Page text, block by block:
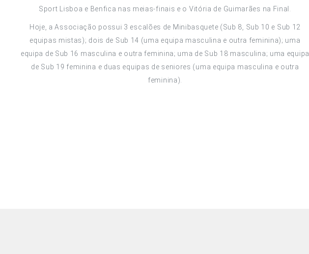
Sport Lisboa e Benfica nas meias-finais e o Vitória de Guimarães na Final.
Hoje, a Associação possui 3 escalões de Minibasquete (Sub 8, Sub 10 e Sub 12
equipas mistas); dois de Sub 14 (uma equipa masculina e outra feminina); uma
equipa de Sub 16 masculina e outra feminina; uma de Sub 18 masculina; uma equipa
de Sub 19 feminina e duas equipas de seniores (uma equipa masculina e outra
feminina).